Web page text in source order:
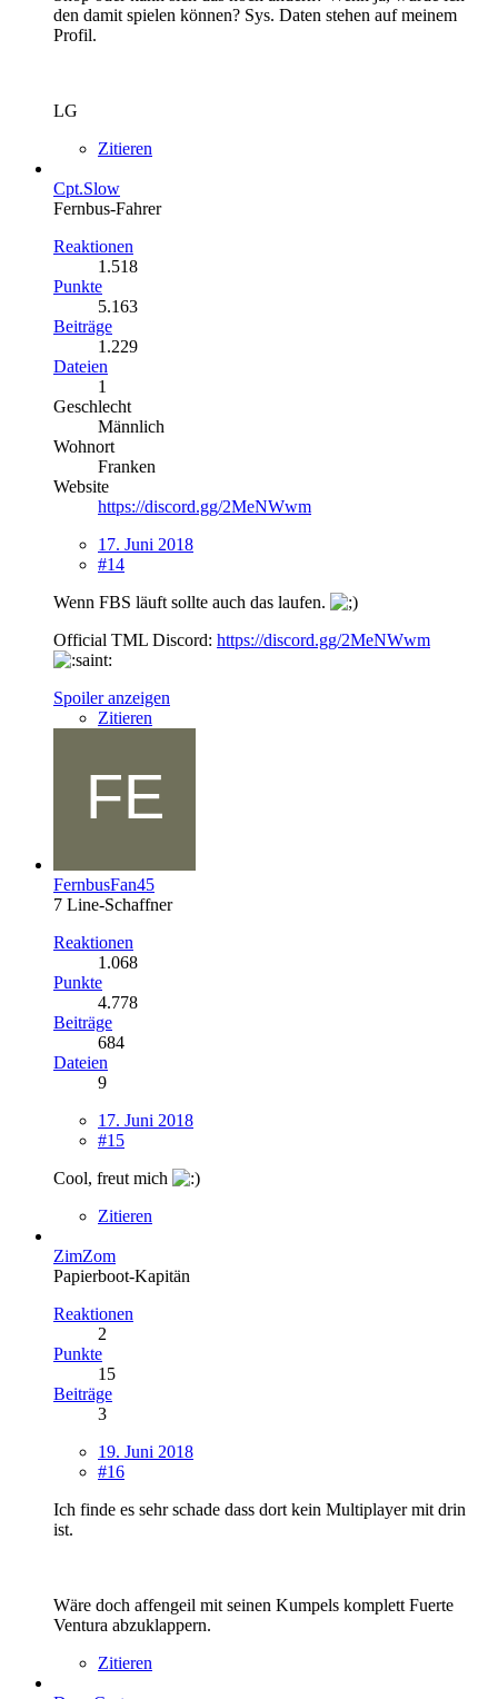
den damit spielen können? Sys. Daten stehen auf meinem
Profil.
LG
Zitieren
Cpt.Slow
Fernbus-Fahrer
Reaktionen
1.518
Punkte
5.163
Beiträge
1.229
Dateien
1
Geschlecht
Männlich
Wohnort
Franken
Website
https://discord.gg/2MeNWwm
17. Juni 2018
#14
Wenn FBS läuft sollte auch das laufen.
Official TML Discord: https://discord.gg/2MeNWwm
Spoiler anzeigen
Zitieren
FernbusFan45
7 Line-Schaffner
Reaktionen
1.068
Punkte
4.778
Beiträge
684
Dateien
9
17. Juni 2018
#15
Cool, freut mich
Zitieren
ZimZom
Papierboot-Kapitän
Reaktionen
2
Punkte
15
Beiträge
3
19. Juni 2018
#16
Ich finde es sehr schade dass dort kein Multiplayer mit drin
ist.
Wäre doch affengeil mit seinen Kumpels komplett Fuerte
Ventura abzuklappern.
Zitieren